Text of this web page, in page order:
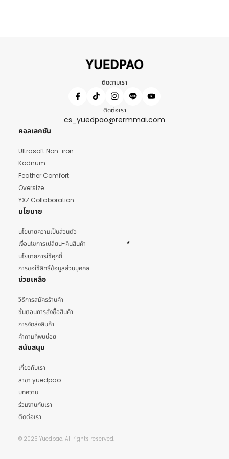
ติดตามเรา
ติดต่อเรา
cs_yuedpao@rermmai.com
คอลเลกชัน
Ultrasoft Non-iron
Kodnum
Feather Comfort
Oversize
YXZ Collaboration
นโยบาย
นโยบายความเป็นส่วนตัว
เงื่อนไขการเปลี่ยน-คืนสินค้า
นโยบายการใช้คุกกี้
การขอใช้สิทธิ์ข้อมูลส่วนบุคคล
ช่วยเหลือ
วิธีการสมัครร้านค้า
ขั้นตอนการสั่งซื้อสินค้า
การจัดส่งสินค้า
คำถามที่พบบ่อย
สนับสนุน
เกี่ยวกับเรา
สาขา yuedpao
บทความ
ร่วมงานกับเรา
ติดต่อเรา
© 2025 Yuedpao. All rights reserved.